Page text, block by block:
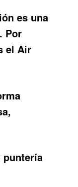
es una
Por
el Air
puntería